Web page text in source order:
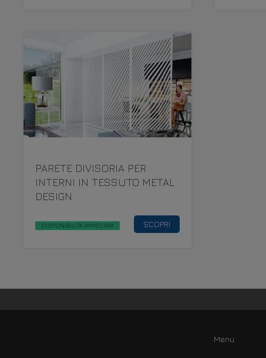
PARETE DIVISORIA PER
INTERNI IN TESSUTO METAL
DESIGN
DISPONIBILITÀ IMMEDIATA SCOPRI
Menu